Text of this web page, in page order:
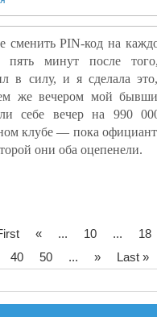
сменить PIN-код на
пять минут после
в силу, и я сделала
же вечером мой
себе вечер на 990
клубе — пока официант
они оба оцепенели.
« ... 10 ... 18
40 50 ... » Last »